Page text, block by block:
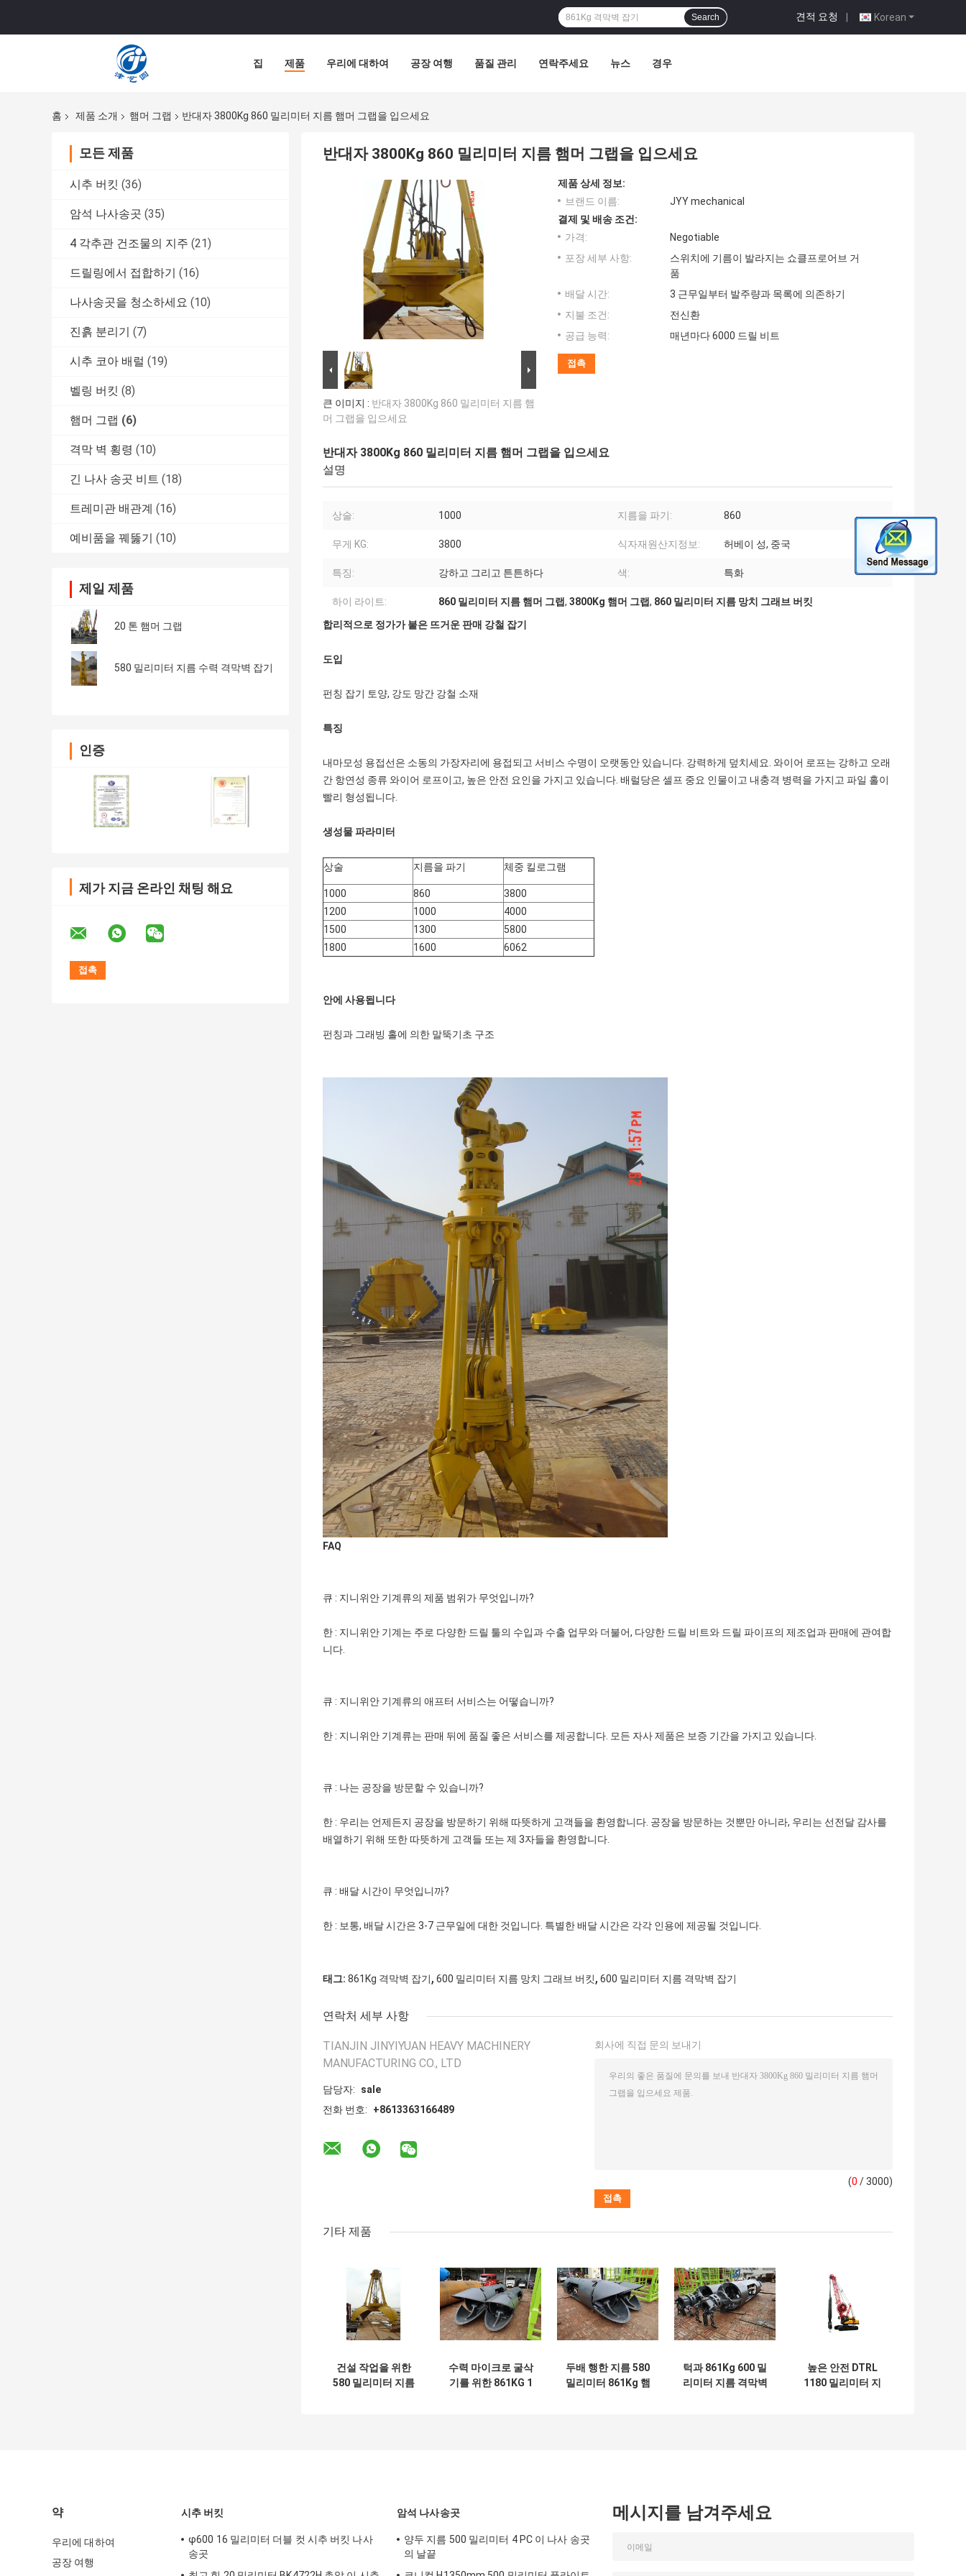
Korean
견적 요청 |
Search
집 제품 우리에 대하여 공장 여행 품질 관리 연락주세요 뉴스 경우
홈 제품 소개 햄머 그랩 반대자 3800Kg 860 밀리미터 지름 햄머 그랩을 입으세요
모든 제품
시추 버킷 (36)
암석 나사송곳 (35)
4 각추관 건조물의 지주 (21)
드릴링에서 접합하기 (16)
나사송곳을 청소하세요 (10)
진흙 분리기 (7)
시추 코아 배럴 (19)
벨링 버킷 (8)
햄머 그랩 (6)
격막 벽 횡령 (10)
긴 나사 송곳 비트 (18)
트레미관 배관계 (16)
예비품을 꿰뚫기 (10)
제일 제품
20 톤 햄머 그랩
580 밀리미터 지름 수력 격막벽 잡기
인증
제가 지금 온라인 채팅 해요
반대자 3800Kg 860 밀리미터 지름 햄머 그랩을 입으세요
큰 이미지 : 반대자 3800Kg 860 밀리미터 지름 햄
머 그랩을 입으세요
제품 상세 정보:
브랜드 이름:
JYY mechanical
결제 및 배송 조건:
가격:
Negotiable
포장 세부 사항:
스위치에 기름이 발라지는 쇼클프로어브 거
품
배달 시간:
3 근무일부터 발주량과 목록에 의존하기
지불 조건:
전신환
공급 능력:
매년마다 6000 드릴 비트
접촉
반대자 3800Kg 860 밀리미터 지름 햄머 그랩을 입으세요
설명
상술: 1000 지름을 파기: 860
무게 KG: 3800 식자재원산지정보: 허베이 성, 중국
특징: 강하고 그리고 튼튼하다 색: 특화
하이 라이트: 860 밀리미터 지름 햄머 그랩, 3800Kg 햄머 그랩, 860 밀리미터 지름 망치 그래브 버킷
합리적으로 정가가 붙은 뜨거운 판매 강철 잡기
도입
펀칭 잡기 토양, 강도 망간 강철 소재
특징
내마모성 용접선은 소동의 가장자리에 용접되고 서비스 수명이 오랫동안 있습니다. 강력하게 덮치세요. 와이어 로프는 강하고 오래
간 항연성 종류 와이어 로프이고, 높은 안전 요인을 가지고 있습니다. 배럴당은 셀프 중요 인물이고 내충격 병력을 가지고 파일 홀이
빨리 형성됩니다.
생성물 파라미터
상술 지름을 파기 체중 킬로그램
1000 860
3800
1200
1000
4000
1500
1300
5800
1800
1600 6062
안에 사용됩니다
펀칭과 그래빙 홀에 의한 말뚝기초 구조
FAQ
큐 : 지니위안 기계류의 제품 범위가 무엇입니까?
한 : 지니위안 기계는 주로 다양한 드릴 툴의 수입과 수출 업무와 더불어, 다양한 드릴 비트와 드릴 파이프의 제조업과 판매에 관여합
니다.
큐 : 지니위안 기계류의 애프터 서비스는 어떻습니까?
한 : 지니위안 기계류는 판매 뒤에 품질 좋은 서비스를 제공합니다. 모든 자사 제품은 보증 기간을 가지고 있습니다.
큐 : 나는 공장을 방문할 수 있습니까?
한 : 우리는 언제든지 공장을 방문하기 위해 따뜻하게 고객들을 환영합니다. 공장을 방문하는 것뿐만 아니라, 우리는 선전달 감사를
배열하기 위해 또한 따뜻하게 고객들 또는 제 3자들을 환영합니다.
큐 : 배달 시간이 무엇입니까?
한 : 보통, 배달 시간은 3-7 근무일에 대한 것입니다. 특별한 배달 시간은 각각 인용에 제공될 것입니다.
태그: 861Kg 격막벽 잡기, 600 밀리미터 지름 망치 그래브 버킷, 600 밀리미터 지름 격막벽 잡기
연락처 세부 사항
TIANJIN JINYIYUAN HEAVY MACHINERY
MANUFACTURING CO., LTD
담당자:
sale
전화 번호:
+8613363166489
회사에 직접 문의 보내기
(0 / 3000)
기타 제품
건설 작업을 위한
580 밀리미터 지름
수력 마이크로 굴삭
기를 위한 861KG 1
두배 행한 지름 580
밀리미터 861Kg 햄
턱과 861Kg 600 밀
리미터 지름 격막벽
높은 안전 DTRL
1180 밀리미터 지
약
우리에 대하여
공장 여행
시추 버킷
φ600 16 밀리미터 더블 컷 시추 버킷 나사
송곳
암석 나사송곳
양두 지름 500 밀리미터 4 PC 이 나사 송곳
의 날끝
메시지를 남겨주세요